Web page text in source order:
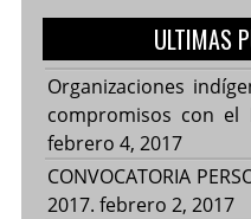
ULTIMAS
Organizaciones
compromisos con el
febrero 4, 2017
CONVOCATORIA
2017. febrero 2, 2017